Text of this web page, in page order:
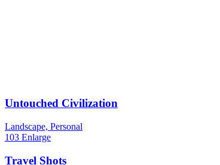
Untouched Civilization
Landscape, Personal
103 Enlarge
Travel Shots